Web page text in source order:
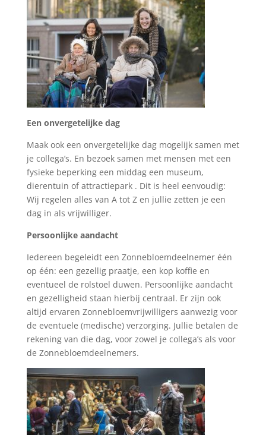
Een onvergetelijke dag
Maak ook een onvergetelijke dag mogelijk samen met
je collega’s. En bezoek samen met mensen met een
fysieke beperking een middag een museum,
dierentuin of attractiepark . Dit is heel eenvoudig:
Wij regelen alles van A tot Z en jullie zetten je een
dag in als vrijwilliger.
Persoonlijke aandacht
Iedereen begeleidt een Zonnebloemdeelnemer één
op één: een gezellig praatje, een kop koffie en
eventueel de rolstoel duwen. Persoonlijke aandacht
en gezelligheid staan hierbij centraal. Er zijn ook
altijd ervaren Zonnebloemvrijwilligers aanwezig voor
de eventuele (medische) verzorging. Jullie betalen de
rekening van die dag, voor zowel je collega’s als voor
de Zonnebloemdeelnemers.